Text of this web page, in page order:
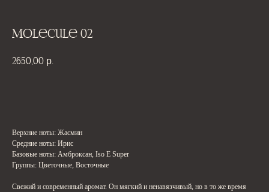
Molecule 02
2650,00 р.
Верхние ноты: Жасмин
Средние ноты: Ирис
Базовые ноты: Амброксан, Iso E Super
Группы: Цветочные, Восточные
Свежий и современный аромат. Он мягкий и ненавязчивый, но в то же время